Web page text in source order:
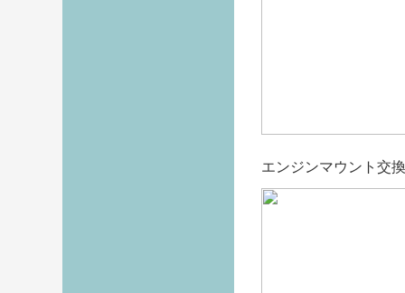
エンジンマウント交換